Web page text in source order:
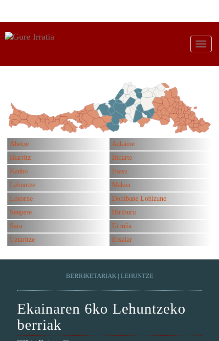
Ahetze
Azkaine
Biarritz
Bidarte
Kanbo
Itsasu
Lehuntze
Makea
Lekorne
Donibane Lohizune
Senpere
Hiriburu
Sara
Urruña
Uztaritze
Etxalar
BERRIKETARIAK| LEHUNTZE
Ekainaren 6ko Lehuntzeko
berriak